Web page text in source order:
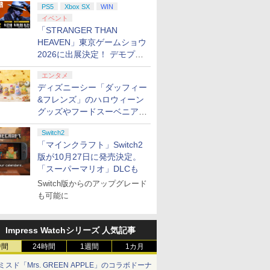
PS5 Xbox SX
WIN
イベント
「STRANGER THAN
HEAVEN」東京ゲームショウ
2026に出展決定！ デモプレ
イや体験型展示も
エンタメ
ディズニーシー「ダッフィー
&フレンズ」のハロウィーン
グッズやフードスーベニアが
8月25日より発売
Switch2
「マインクラフト」Switch2
版が10月27日に発売決定。
「スーパーマリオ」DLCも
Switch版からのアップグレード
も可能に
Impress Watchシリーズ 人気記事
24時間 1週間 1カ月
スド「Mrs. GREEN APPLE」のコラボドーナ